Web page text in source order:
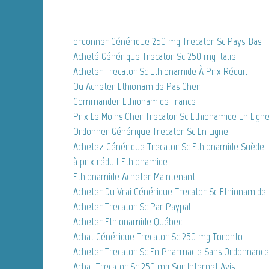
ordonner Générique 250 mg Trecator Sc Pays-Bas
Acheté Générique Trecator Sc 250 mg Italie
Acheter Trecator Sc Ethionamide À Prix Réduit
Ou Acheter Ethionamide Pas Cher
Commander Ethionamide France
Prix Le Moins Cher Trecator Sc Ethionamide En Ligne
Ordonner Générique Trecator Sc En Ligne
Achetez Générique Trecator Sc Ethionamide Suède
à prix réduit Ethionamide
Ethionamide Acheter Maintenant
Acheter Du Vrai Générique Trecator Sc
Acheter Trecator Sc Par Paypal
Acheter Ethionamide Québec
Achat Générique Trecator Sc 250 mg Toronto
Acheter Trecator Sc En Pharmacie Sans Ordonnance